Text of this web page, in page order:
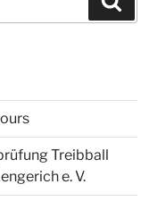
Treibball
e. V.